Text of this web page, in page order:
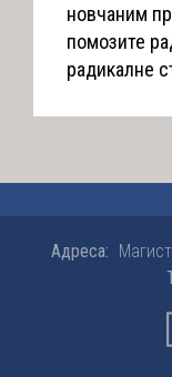
новчаним
помозите
радикалне
Адреса: